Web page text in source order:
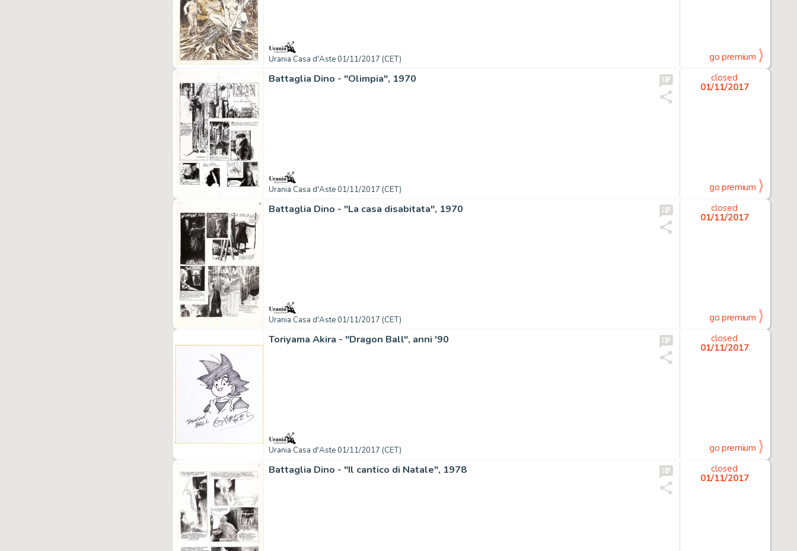
Urania Casa d'Aste 01/11/2017 (CET) go premium
Battaglia Dino - "Olimpia", 1970
Urania Casa d'Aste 01/11/2017 (CET)
closed
01/11/2017
go premium
Battaglia Dino - "La casa disabitata", 1970
Urania Casa d'Aste 01/11/2017 (CET)
closed
01/11/2017
go premium
Toriyama Akira - "Dragon Ball", anni '90
Urania Casa d'Aste 01/11/2017 (CET)
closed
01/11/2017
go premium
Battaglia Dino - "Il cantico di Natale", 1978
closed
01/11/2017